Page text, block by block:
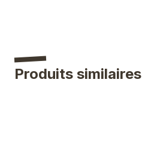
Produits similaires